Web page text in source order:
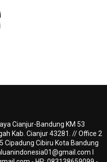
Cianjur-Bandung KM 53
Kab. Cianjur 43281. // Office 2
Cipadung Cibiru Kota Bandung